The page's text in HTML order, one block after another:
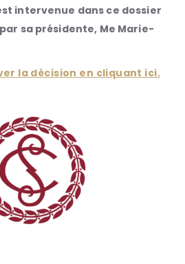
intervenue dans ce dossier
sa présidente, Me Marie-
la décision en cliquant ici.